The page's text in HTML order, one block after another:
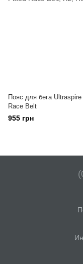
Пояс для бега
Race Belt
955 грн